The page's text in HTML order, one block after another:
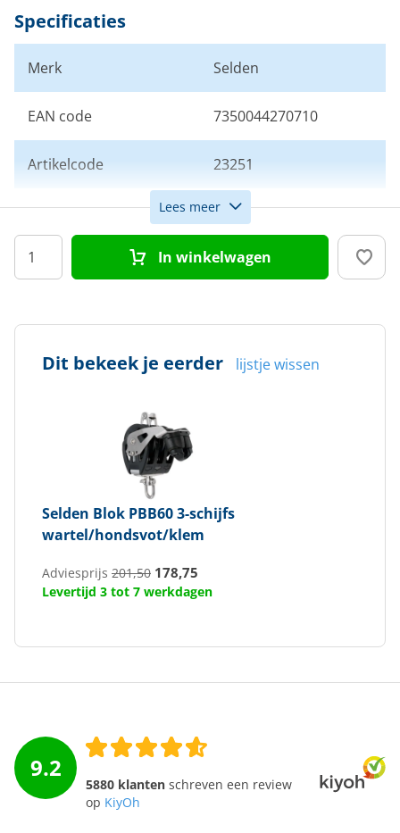
Specificaties
Merk Selden
EAN code 7350044270710
Artikelcode 23251
Aantal schijven 3
Schijfdiameter (mm) 60
Lees meer
In winkelwagen
Dit bekeek je eerder lijstje wissen
Selden Blok PBB60 3-schijfs
wartel/hondsvot/klem
Adviesprijs 201,50 178,75
Levertijd 3 tot 7 werkdagen
9.2
5880 klanten schreven een review
op KiyOh